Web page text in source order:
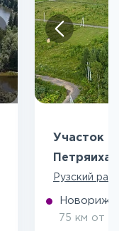
Участок 7
Петряиха
Рузский
75 км от